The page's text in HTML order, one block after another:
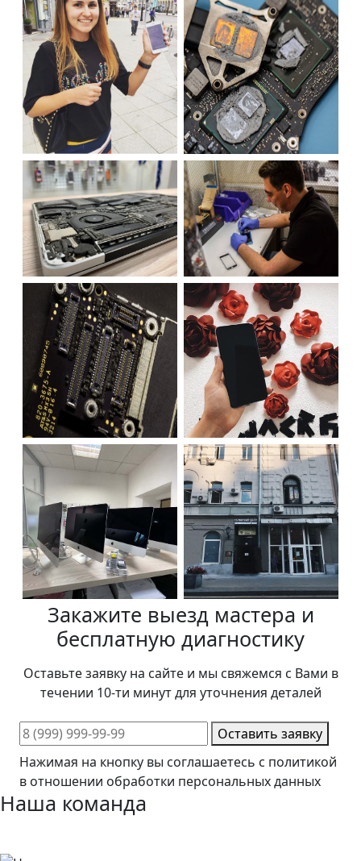
Закажите выезд мастера и
бесплатную диагностику
Оставьте заявку на сайте и мы свяжемся с Вами в
течении 10-ти минут для уточнения деталей
Оставить заявку
Нажимая на кнопку вы соглашаетесь с политикой
в отношении обработки персональных данных
Наша команда